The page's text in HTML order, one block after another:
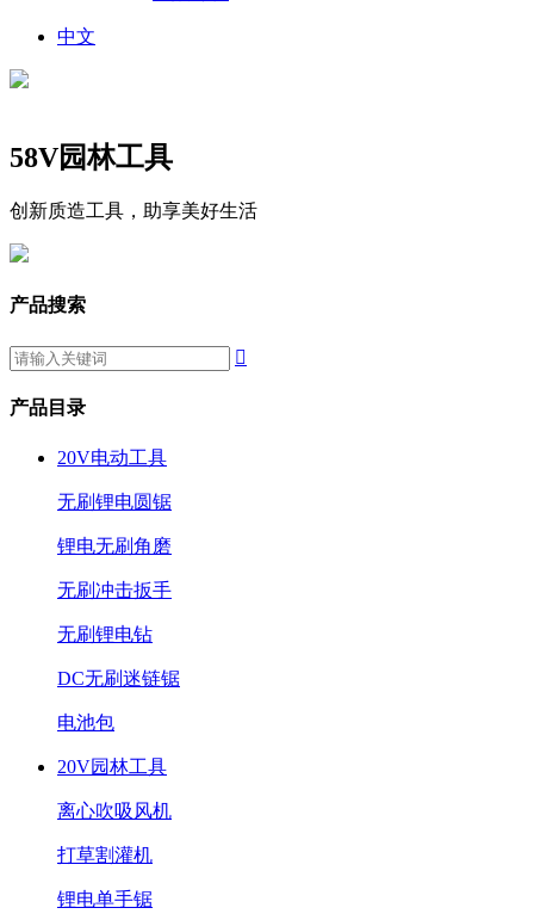
中文
58V园林工具
创新质造工具，助享美好生活
产品搜索

产品目录
20V电动工具
无刷锂电圆锯
锂电无刷角磨
无刷冲击扳手
无刷锂电钻
DC无刷迷链锯
电池包
20V园林工具
离心吹吸风机
打草割灌机
锂电单手锯